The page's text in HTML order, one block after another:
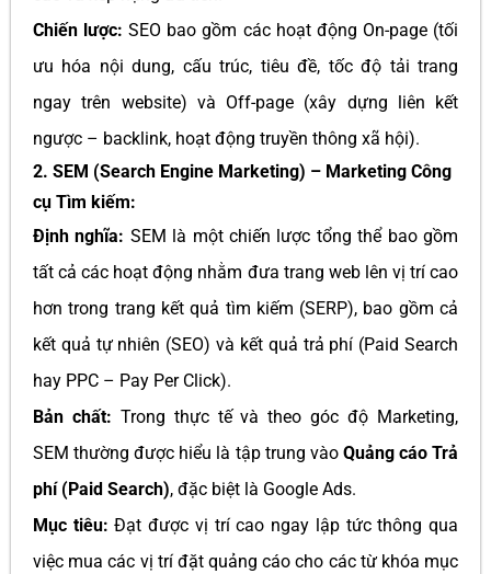
Chiến lược: SEO bao gồm các hoạt động On-page (tối
ưu hóa nội dung, cấu trúc, tiêu đề, tốc độ tải trang
ngay trên website) và Off-page (xây dựng liên kết
ngược – backlink, hoạt động truyền thông xã hội).
2. SEM (Search Engine Marketing) – Marketing Công
cụ Tìm kiếm:
Định nghĩa: SEM là một chiến lược tổng thể bao gồm
tất cả các hoạt động nhằm đưa trang web lên vị trí cao
hơn trong trang kết quả tìm kiếm (SERP), bao gồm cả
kết quả tự nhiên (SEO) và kết quả trả phí (Paid Search
hay PPC – Pay Per Click).
Bản chất: Trong thực tế và theo góc độ Marketing,
SEM thường được hiểu là tập trung vào Quảng cáo Trả
phí (Paid Search), đặc biệt là Google Ads.
Mục tiêu: Đạt được vị trí cao ngay lập tức thông qua
việc mua các vị trí đặt quảng cáo cho các từ khóa mục